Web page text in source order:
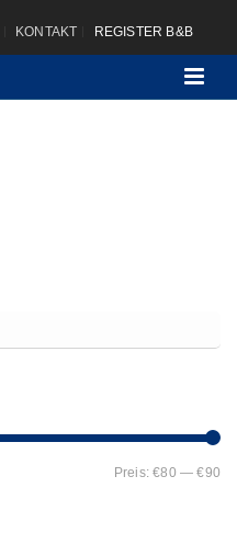
KONTAKT REGISTER B&B
Preis:€80 —€90